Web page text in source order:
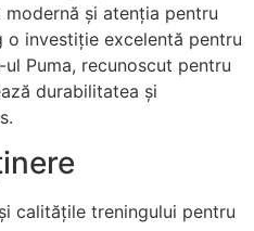
și atenția pentru
investiție excelentă pentru
Puma, recunoscut pentru
durabilitatea și
calitățile treningului pentru